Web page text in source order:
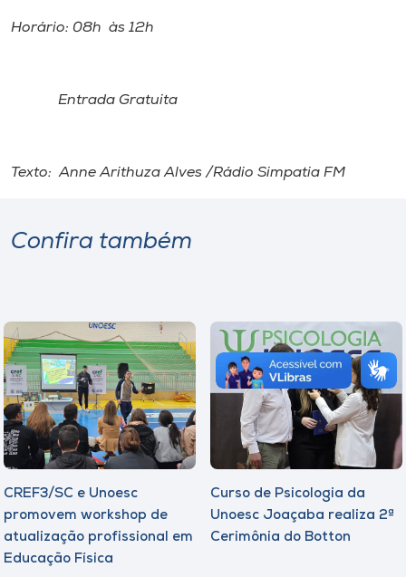
Horário: 08h às 12h
Entrada Gratuita
Texto: Anne Arithuza Alves /Rádio Simpatia FM
Confira também
CREF3/SC e Unoesc
promovem workshop de
atualização profissional em
Educação Física
Curso de Psicologia da
Unoesc Joaçaba realiza 2ª
Cerimônia do Botton